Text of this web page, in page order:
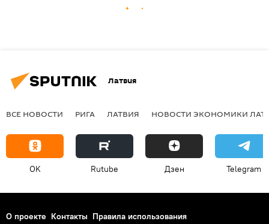
Латвия
ВСЕ НОВОСТИ РИГА ЛАТВИЯ НОВОСТИ ЭКОНОМИКИ
OK Rutube Дзен Telegram
О проекте Контакты Правила использования